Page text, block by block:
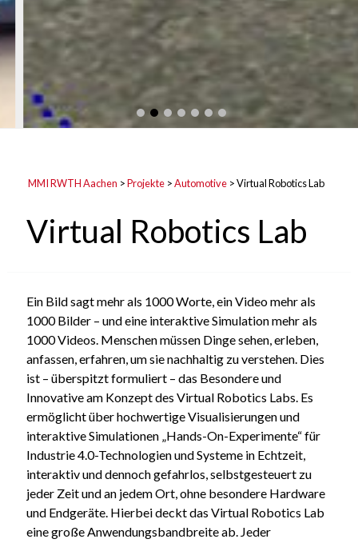
MMI RWTH Aachen >Projekte>Automotive>Virtual Robotics Lab
Virtual Robotics Lab
Ein Bild sagt mehr als 1000 Worte, ein Video mehr als
1000 Bilder – und eine interaktive Simulation mehr als
1000 Videos. Menschen müssen Dinge sehen, erleben,
anfassen, erfahren, um sie nachhaltig zu verstehen. Dies
ist – überspitzt formuliert – das Besondere und
Innovative am Konzept des Virtual Robotics Labs. Es
ermöglicht über hochwertige Visualisierungen und
interaktive Simulationen „Hands-On-Experimente“ für
Industrie 4.0-Technologien und Systeme in Echtzeit,
interaktiv und dennoch gefahrlos, selbstgesteuert zu
jeder Zeit und an jedem Ort, ohne besondere Hardware
und Endgeräte. Hierbei deckt das Virtual Robotics Lab
eine große Anwendungsbandbreite ab. Jeder